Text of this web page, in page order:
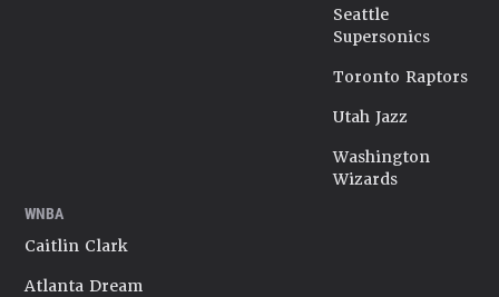
Seattle
Supersonics
Toronto Raptors
Utah Jazz
Washington
Wizards
WNBA
Caitlin Clark
Atlanta Dream